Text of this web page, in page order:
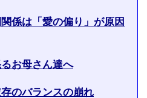
係は「愛の偏り」が原因
お母さん達へ
のバランスの崩れ